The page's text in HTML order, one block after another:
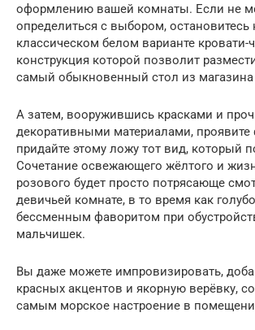
оформлению вашей комнаты. Если не
определиться с выбором, остановитесь
классическом белом варианте кровати-
конструкция которой позволит
самый обыкновенный стол из магазина
А затем, вооружившись красками и
декоративными материалами,
придайте этому ложу тот вид, который
Сочетание освежающего жёлтого и
розового будет просто потрясающе
девичьей комнате, в то время как
бессменным фаворитом при
мальчишек.
Вы даже можете импровизировать,
красных акцентов и якорную верёвку,
самым морское настроение в